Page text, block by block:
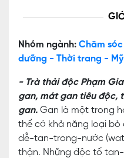
Nhóm ngành: Chăm
dưỡng - Thời trang -
- Trà thải độc Phạm
gan, mát gan tiêu độc,
gan. Gan là một trong
thể có khả năng loại
dễ-tan-trong-nước
thận. Những độc tố